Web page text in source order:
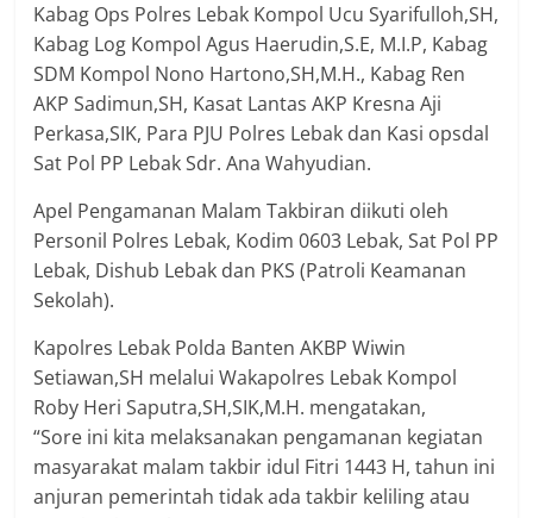
Kabag Ops Polres Lebak Kompol Ucu Syarifulloh,SH,
Kabag Log Kompol Agus Haerudin,S.E, M.I.P, Kabag
SDM Kompol Nono Hartono,SH,M.H., Kabag Ren
AKP Sadimun,SH, Kasat Lantas AKP Kresna Aji
Perkasa,SIK, Para PJU Polres Lebak dan Kasi opsdal
Sat Pol PP Lebak Sdr. Ana Wahyudian.
Apel Pengamanan Malam Takbiran diikuti oleh
Personil Polres Lebak, Kodim 0603 Lebak, Sat Pol PP
Lebak, Dishub Lebak dan PKS (Patroli Keamanan
Sekolah).
Kapolres Lebak Polda Banten AKBP Wiwin
Setiawan,SH melalui Wakapolres Lebak Kompol
Roby Heri Saputra,SH,SIK,M.H. mengatakan,
“Sore ini kita melaksanakan pengamanan kegiatan
masyarakat malam takbir idul Fitri 1443 H, tahun ini
anjuran pemerintah tidak ada takbir keliling atau